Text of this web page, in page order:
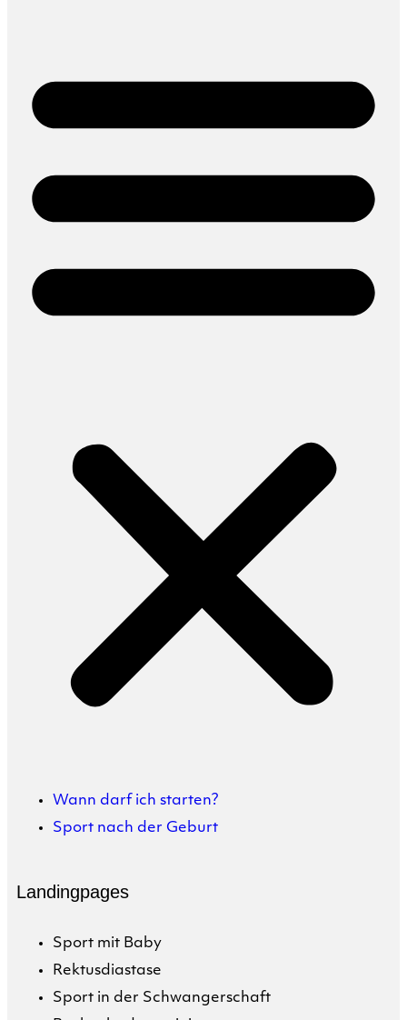
Wann darf ich starten?
Sport nach der Geburt
Landingpages
Sport mit Baby
Rektusdiastase
Sport in der Schwangerschaft